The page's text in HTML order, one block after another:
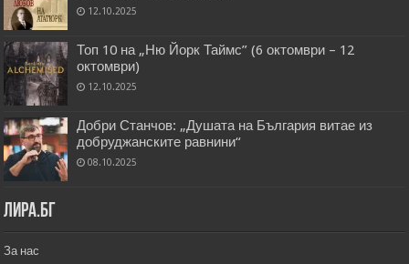
12.10.2025
Топ 10 на „Ню Йорк Таймс” (6 октомври – 12
октомври)
12.10.2025
Добри Станчов: „Душата на България витае из
добруджанските равнини“
08.10.2025
Лира.бг
За нас